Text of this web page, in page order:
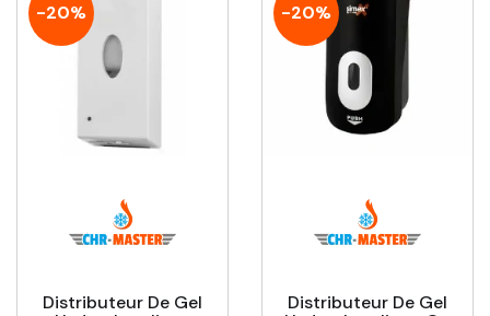
-20%
Distributeur De Gel
-20%
Distributeur De Gel